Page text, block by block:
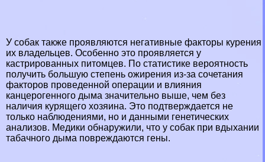
У собак также проявляются негативные факторы курения
их владельцев. Особенно это проявляется у
кастрированных питомцев. По статистике вероятность
получить большую степень ожирения из-за сочетания
факторов проведенной операции и влияния
канцерогенного дыма значительно выше, чем без
наличия курящего хозяина. Это подтверждается не
только наблюдениями, но и данными генетических
анализов. Медики обнаружили, что у собак при вдыхании
табачного дыма повреждаются гены.